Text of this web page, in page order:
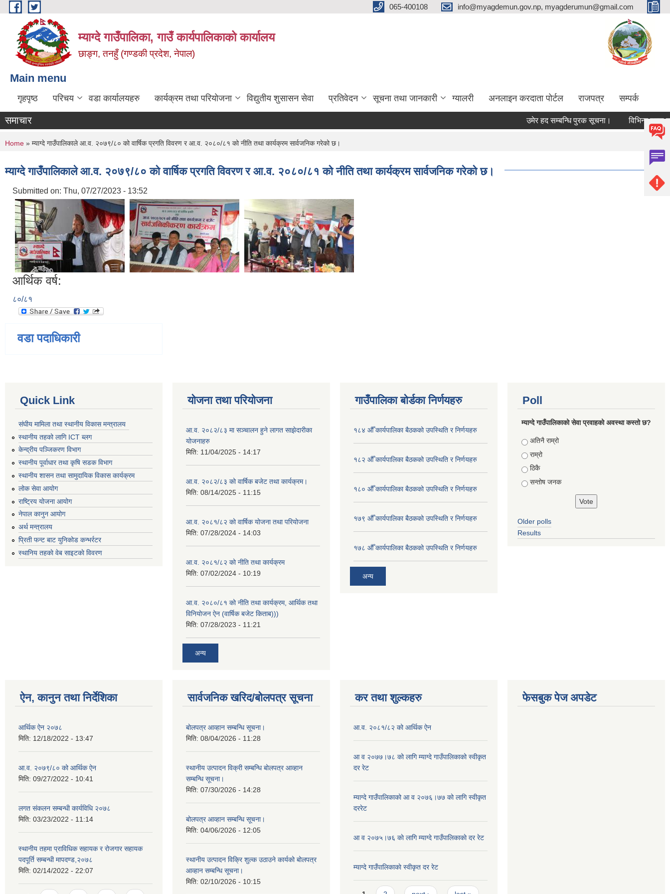
Skip to main content 065-400108 info@myagdemun.gov.np, myagderumun@gmail.com
म्याग्दे गाउँपालिका, गाउँ कार्यपालिकाको कार्यालय
छाङ्ग, तनहुँ (गण्डकी प्रदेश, नेपाल)
Main menu
गृहपृष्ठ परिचय वडा कार्यालयहरु कार्यक्रम तथा परियोजना विद्युतीय शुसासन सेवा प्रतिवेदन सूचना तथा जानकारी ग्यालरी अनलाइन करदाता पोर्टल राजपत्र सम्पर्क
समाचार उमेर हद सम्बन्धि पुरक सूचना। विभिन्न पदमा
You are here
Home » म्याग्दे गाउँपालिकाले आ.व. २०७९/८० को वार्षिक प्रगति विवरण र आ.व. २०८०/८१ को नीति तथा कार्यक्रम सार्वजनिक गरेको छ।
म्याग्दे गाउँपालिकाले आ.व. २०७९/८० को वार्षिक प्रगति विवरण र आ.व. २०८०/८१ को नीति तथा कार्यक्रम सार्वजनिक गरेको छ।
Submitted on: Thu, 07/27/2023 - 13:52
आर्थिक वर्ष:
८०/८१
वडा पदाधिकारी
Quick Link
संघीय मामिला तथा स्थानीय विकास मन्त्रालय
स्थानीय तहको लागि ICT ब्लग
केन्द्रीय पञ्जिकरण विभाग
स्थानीय पूर्वाधार तथा कृषि सडक विभाग
स्थानीय शासन तथा सामुदायिक विकास कार्यक्रम
लोक सेवा आयोग
राष्ट्रिय योजना आयोग
नेपाल कानुन आयोग
अर्थ मन्त्रालय
प्रिती फन्ट बाट युनिकोड कन्भर्रटर
स्थानिय तहकाे वेब साइटकाे विवरण
योजना तथा परियोजना
आ.व. २०८२/८३ मा सञ्चालन हुने लागत साझेदारीका
योजनाहरु
मिति: 11/04/2025 - 14:17
आ.व. २०८२/८३ को वार्षिक बजेट तथा कार्यक्रम।
मिति: 08/14/2025 - 11:15
आ.व. २०८१/८२ को वार्षिक योजना तथा परियोजना
मिति: 07/28/2024 - 14:03
आ.व. २०८१/८२ को नीति तथा कार्यक्रम
मिति: 07/02/2024 - 10:19
आ.व. २०८०/८१ को नीति तथा कार्यक्रम, आर्थिक तथा
विनियोजन ऐन (वार्षिक बजेट किताब)))
मिति: 07/28/2023 - 11:21
अन्य
गाउँपालिका बोर्डका निर्णयहरु
१८४ औँ कार्यपालिका बैठकको उपस्थिति र निर्णयहरु
१८२ औँ कार्यपालिका बैठकको उपस्थिति र निर्णयहरु
१८० औँ कार्यपालिका बैठकको उपस्थिति र निर्णयहरु
१७९ औँ कार्यपालिका बैठकको उपस्थिति र निर्णयहरु
१७८ औँ कार्यपालिका बैठकको उपस्थिति र निर्णयहरु
अन्य
Poll
म्याग्दे गाउँपालिकाको सेवा प्रवाहको अवस्था कस्तो छ?
Choices
अतिनै राम्रो
राम्रो
ठिकै
सन्तोष जनक
Older polls
Results
ऐन, कानुन तथा निर्देशिका
आर्थिक ऐन २०७८
मिति: 12/18/2022 - 13:47
आ.व. २०७९/८० को आर्थिक ऐन
मिति: 09/27/2022 - 10:41
लगत संकलन सम्बन्धी कार्यविधि २०७८
मिति: 03/23/2022 - 11:14
स्थानीय तहमा प्राविधिक सहायक र रोजगार सहायक
पदपूर्ति सम्बन्धी मापदण्ड,२०७८
मिति: 02/14/2022 - 22:07
सार्वजनिक खरिद/बोलपत्र सूचना
बोलपत्र आव्हान सम्बन्धि सूचना।
मिति: 08/04/2026 - 11:28
स्थानीय उत्पादन विक्री सम्बन्धि बोलपत्र आव्हान
सम्बन्धि सूचना।
मिति: 07/30/2026 - 14:28
बोलपत्र आव्हान सम्बन्धि सूचना।
मिति: 04/06/2026 - 12:05
स्थानीय उत्पादन विक्रि शुल्क उठाउने कार्यको बोलपत्र
आव्हान सम्बन्धि सूचना।
मिति: 02/10/2026 - 10:15
कर तथा शुल्कहरु
आ.व. २०८१/८२ को आर्थिक ऐन
आ व २०७७।७८ को लागि म्याग्दे गाउँपालिकाको स्वीकृत
दर रेट
म्याग्दे गाउँपालिकाको आ व २०७६।७७ को लागि स्वीकृत
दररेट
आ व २०७५।७६ काे लागि म्याग्दे गाउँपालिकाकाे दर रेट
म्याग्दे गाउँपालिकाकाे स्वीकृत दर रेट
फेसबुक पेज अपडेट